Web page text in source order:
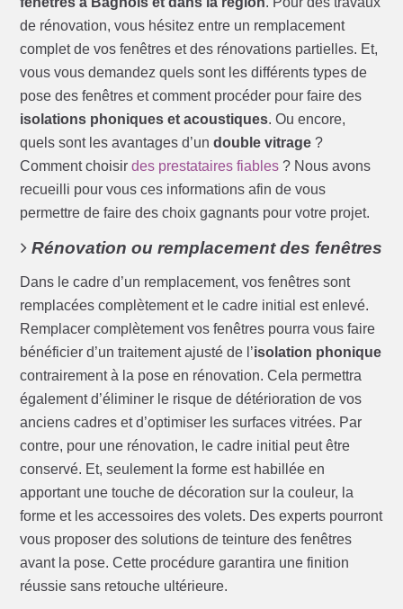
de rénovation, vous hésitez entre un remplacement
complet de vos fenêtres et des rénovations partielles. Et,
vous vous demandez quels sont les différents types de
pose des fenêtres et comment procéder pour faire des
isolations phoniques et acoustiques. Ou encore,
quels sont les avantages d’undouble vitrage ?
Comment choisirdes prestataires fiables ? Nous avons
recueilli pour vous ces informations afin de vous
permettre de faire des choix gagnants pour votre projet.
Rénovation ou remplacement des fenêtres
Dans le cadre d’un remplacement, vos fenêtres sont
remplacées complètement et le cadre initial est enlevé.
Remplacer complètement vos fenêtres pourra vous faire
bénéficier d’un traitement ajusté de l’isolation phonique
contrairement à la pose en rénovation. Cela permettra
également d’éliminer le risque de détérioration de vos
anciens cadres et d’optimiser les surfaces vitrées. Par
contre, pour une rénovation, le cadre initial peut être
conservé. Et, seulement la forme est habillée en
apportant une touche de décoration sur la couleur, la
forme et les accessoires des volets. Des experts pourront
vous proposer des solutions de teinture des fenêtres
avant la pose. Cette procédure garantira une finition
réussie sans retouche ultérieure.